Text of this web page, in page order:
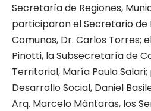
Secretaría de Regiones,
participaron el Secretario de
Comunas, Dr. Carlos Torres;
Pinotti, la Subsecretaría de
Territorial, María Paula
Desarrollo Social, Daniel
Arq. Marcelo Mántaras, los